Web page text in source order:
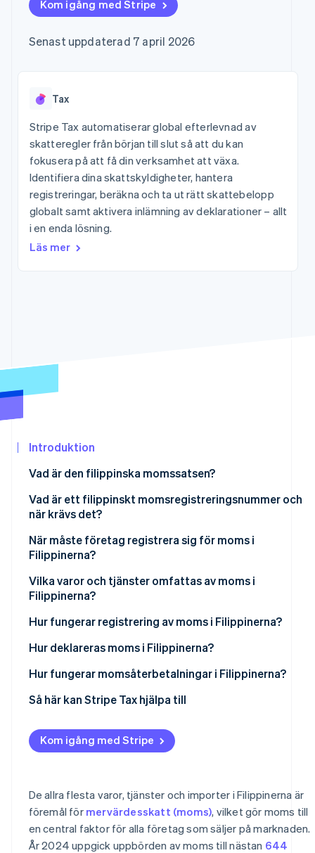
Link
Financial Connections
Stripe Sigma
rapporter
Mer
Product roadmap
Se vad som kommer härnäst
Radar
Bedrägeribekämpning
Bolagsbildning för startups
Climate
Plattformar
Kreatörsekonomi
Spel
Besöksnäring, resor
och fritid
Försäkringsbolag
Media och
underhållning
Ideella organisationer
Offentlig sektor
Hantera abonnemang
användningsbaserad
fakturering
stödda kort
Resurser
Appintegrationer
Kodexempel
API-status
Företag
Sessions årliga
Karriärer
Kontakt
Kontakta säljteamet
Bli partner
Kom igång med Stripe
Senast uppdaterad 7 april 2026
Tax
Stripe Tax automatiserar global efterlevnad av
skatteregler från början till slut så att du kan
fokusera på att få din verksamhet att växa.
Identifiera dina skattskyldigheter, hantera
registreringar, beräkna och ta ut rätt skattebelopp
globalt samt aktivera inlämning av deklarationer – allt
i en enda lösning.
Läs mer
Introduktion
Vad är den filippinska momssatsen?
Vad är ett filippinskt momsregistreringsnummer och
när krävs det?
När måste företag registrera sig för moms i
Filippinerna?
Vilka varor och tjänster omfattas av moms i
Filippinerna?
Hur fungerar registrering av moms i Filippinerna?
Registrera dig hos Bureau of Internal Revenue
Få skatteidentifieringsnummer och registreringsbevis
Initiera momsfakturering
Hur deklareras moms i Filippinerna?
Hur fungerar momsåterbetalningar i Filippinerna?
Så här kan Stripe Tax hjälpa till
Kom igång med Stripe
De allra flesta varor, tjänster och importer i Filippinerna är
föremål för mervärdesskatt (moms), vilket gör moms till
en central faktor för alla företag som säljer på marknaden.
År 2024 uppgick uppbörden av moms till nästan 644